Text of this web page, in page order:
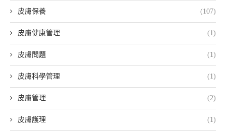
皮膚保養 (107)
皮膚健康管理 (1)
皮膚問題 (1)
皮膚科學管理 (1)
皮膚管理 (2)
皮膚護理 (1)